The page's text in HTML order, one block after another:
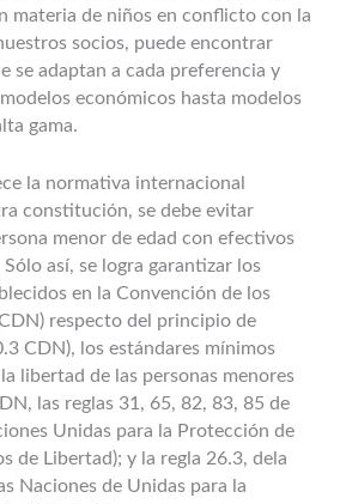
materia de niños en conflicto con la
socios, puede encontrar
se adaptan a cada preferencia y
económicos hasta modelos
gama.
la normativa internacional
constitución, se debe evitar
menor de edad con efectivos
así, se logra garantizar los
en la Convención de los
respecto del principio de
CDN), los estándares mínimos
libertad de las personas menores
las reglas 31, 65, 82, 83, 85 de
Unidas para la Protección de
de Libertad); y la regla 26.3, dela
Naciones de Unidas para la